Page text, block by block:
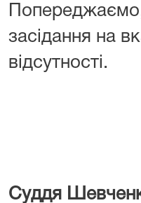
засідання на
відсутності.
Суддя